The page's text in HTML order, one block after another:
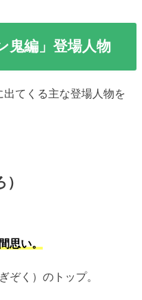
鬼編」登場人物
出てくる主な登場人物を
思い。
ぞく）のトップ。